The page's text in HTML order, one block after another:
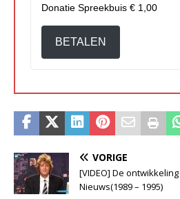
Donatie Spreekbuis € 1,00
BETALEN
VORIGE
[VIDEO] De
Nieuws(1989 – 1995)